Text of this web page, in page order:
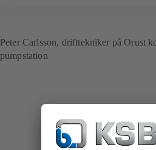
Peter Carlsson, drifttekniker på Orust
pumpstation
Energioptimering och
Att sänka
installation av nya Amarex-